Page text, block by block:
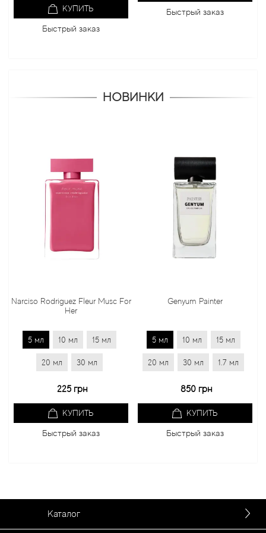
КУПИТЬ
Быстрый заказ
Быстрый заказ
НОВИНКИ
Rodriguez Fleur Musc For
10 мл 15 мл
30 мл
225 грн
КУПИТЬ
Быстрый заказ
Genyum Painter
10 мл 15 мл
30 мл 1.7 мл
850 грн
КУПИТЬ
Быстрый заказ
Каталог